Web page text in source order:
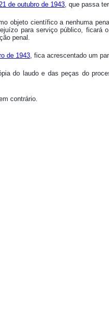
de outubro de 1943, que passa
objeto científico a nenhuma
para serviço público, ficará
penal.
de 1943, fica acrescentado um
do laudo e das peças do
contrário.